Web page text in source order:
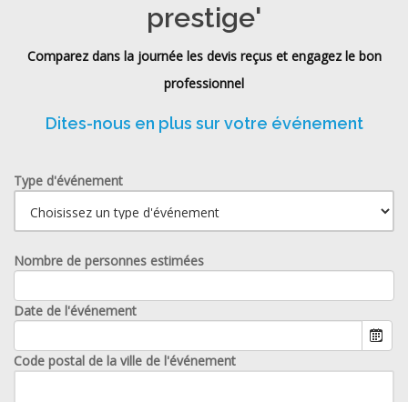
prestige'
Comparez dans la journée les devis reçus et engagez le bon
professionnel
Dites-nous en plus sur votre événement
Type d'événement
Nombre de personnes estimées
Date de l'événement
Code postal de la ville de l'événement